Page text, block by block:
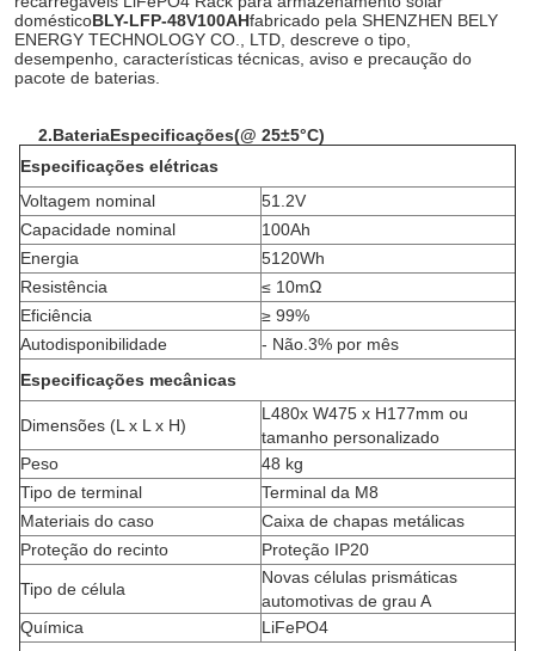
domésticoBLY-LFP-48V100AHfabricado pela SHENZHEN BELY
ENERGY TECHNOLOGY CO., LTD, descreve o tipo,
desempenho, características técnicas, aviso e precaução do
pacote de baterias.
2.BateriaEspecificações(@ 25±5°C)
Especificações elétricas
Voltagem nominal
51.2V
Capacidade nominal
100Ah
Energia
5120Wh
Resistência
≤ 10mΩ
Eficiência
≥ 99%
Autodisponibilidade
- Não. 3% por mês
Especificações mecânicas
Dimensões (L x L x H)
L480x W475 x H177mm ou
tamanho personalizado
Peso
48 kg
Tipo de terminal
Terminal da M8
Materiais do caso
Caixa de chapas metálicas
Proteção do recinto
Proteção IP20
Tipo de célula
Novas células prismáticas
automotivas de grau A
Química
LiFePO4